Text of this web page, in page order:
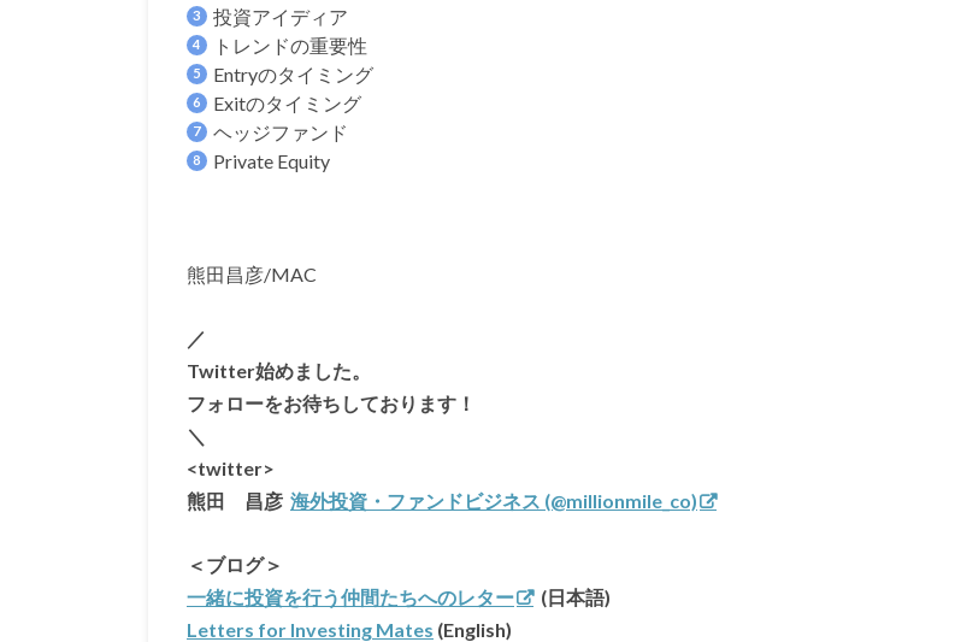
投資アイディア
トレンドの重要性
Entryのタイミング
Exitのタイミング
ヘッジファンド
Private Equity
熊田昌彦/MAC
／
Twitter始めました。
フォローをお待ちしております！
＼
<twitter>
熊田 昌彦 海外投資・ファンドビジネス (@millionmile_co)
＜ブログ＞
一緒に投資を行う仲間たちへのレター
(日本語)
Letters for Investing Mates (English)